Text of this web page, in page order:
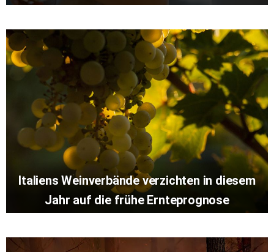
Italiens Weinverbände verzichten in diesem
Jahr auf die frühe Ernteprognose